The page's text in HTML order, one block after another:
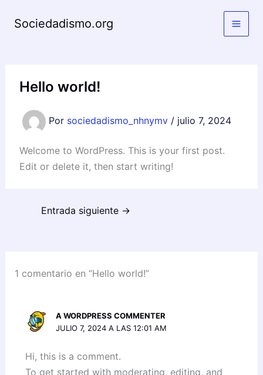
Sociedadismo.org
Hello world!
Por sociedadismo_nhnymv / julio 7, 2024
Welcome to WordPress. This is your first post.
Edit or delete it, then start writing!
Entrada siguiente →
1 comentario en “Hello world!”
A WORDPRESS COMMENTER
JULIO 7, 2024 A LAS 12:01 AM
Hi, this is a comment.
To get started with moderating, editing, and